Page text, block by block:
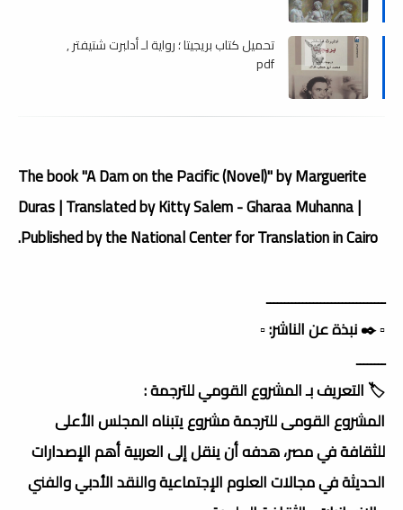
تحميل كتاب بريجيتا ؛ رواية لـ أدلبرت شتيفتر ,
pdf
The book "A Dam on the Pacific (Novel)" by Marguerite
Duras | Translated by Kitty Salem - Gharaa Muhanna |
Published by the National Center for Translation in Cairo.
ـــــــــــــــــــــــــــــــــ
▫️ ✒️ نبذة عن الناشر: ▫️
ــــــــ
🏷️ التعريف بـ المشروع القومي للترجمة :
المشروع القومى للترجمة مشروع يتبناه المجلس الأعلى
للثقافة في مصر، هدفه أن ينقل إلى العربية أهم الإصدارات
الحديثة في مجالات العلوم الإجتماعية والنقد الأدبي والفني